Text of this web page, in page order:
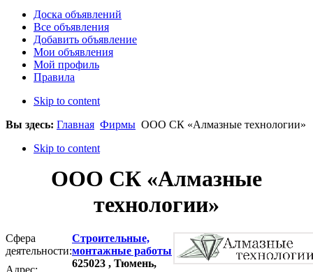
Доска объявлений
Все объявления
Добавить объявление
Мои объявления
Мой профиль
Правила
Skip to content
Вы здесь: Главная Фирмы ООО СК «Алмазные технологии»
Skip to content
ООО СК «Алмазные
технологии»
Сфера
деятельности:
Строительные,
монтажные работы
Адрес:
625023 , Тюмень,